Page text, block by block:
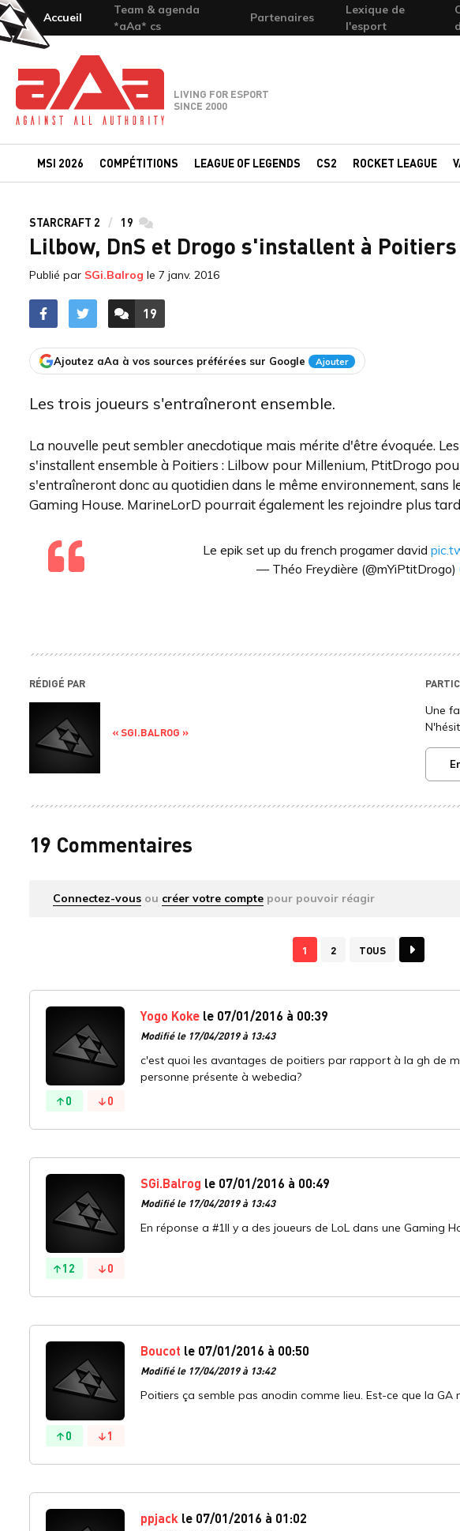
Accueil
Team & agenda
*aAa* cs
Partenaires
Lexique de
l'esport
Team-aAa - against All authority
LIVING FOR ESPORT
SINCE 2000
MSI 2026 COMPÉTITIONS LEAGUE OF LEGENDS CS2 ROCKET LEAGUE
STARCRAFT 2 19 commentaires
Lilbow, DnS et Drogo s'installent à Poitiers
Publié par SGi.Balrog le 7 janv. 2016
ACCÉDER AUX
19
COMMENTAIRES
Ajoutez aAa à vos sources préférées sur Google Ajouter
Les trois joueurs s'entraîneront ensemble.
La nouvelle peut sembler anecdotique mais mérite d'être évoquée.
s'installent ensemble à Poitiers : Lilbow pour Millenium, PtitDrogo
s'entraîneront donc au quotidien dans le même environnement, sans
Gaming House. MarineLorD pourrait également les rejoindre plus
Le epik set up du french progamer david
— Théo Freydière (@mYiPtitDrogo)
RÉDIGÉ PAR
« SGI.BALROG »
Une
19 Commentaires
Connectez-vous ou créer votre compte pour pouvoir réagir
1 2 TOUS
0 0
Yogo Koke le 07/01/2016 à 00:39
Modifié le 17/04/2019 à 13:43
c'est quoi les avantages de poitiers par rapport à la gh de
personne présente à webedia?
12 0
SGi.Balrog le 07/01/2016 à 00:49
Modifié le 17/04/2019 à 13:43
En réponse a #1Il y a des joueurs de LoL dans une Gaming
0 1
Boucot le 07/01/2016 à 00:50
Modifié le 17/04/2019 à 13:42
Poitiers ça semble pas anodin comme lieu. Est-ce que la
ppjack le 07/01/2016 à 01:02